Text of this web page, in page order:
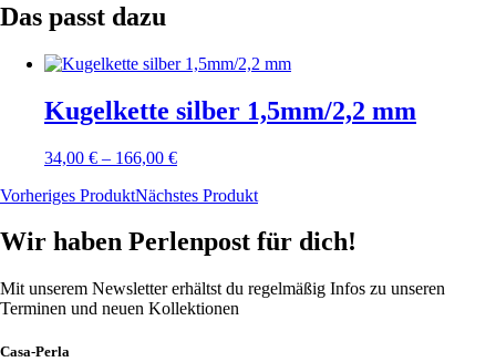
Das passt dazu
Kugelkette silber 1,5mm/2,2 mm
34,00 € – 166,00 €
Vorheriges ProduktNächstes Produkt
Wir haben Perlenpost für dich!
Mit unserem Newsletter erhältst du regelmäßig Infos zu unseren
Terminen und neuen Kollektionen
Casa-Perla